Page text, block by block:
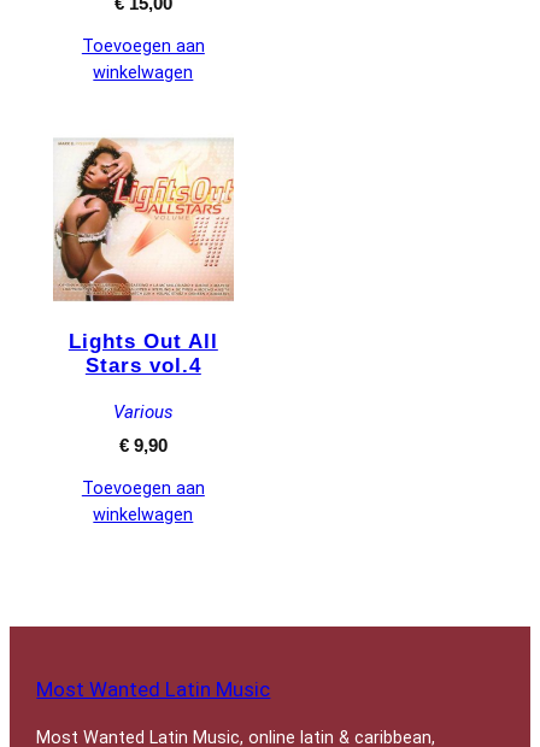
€15,00
Toevoegen aan
winkelwagen
Lights Out All
Stars vol.4
Various
€9,90
Toevoegen aan
winkelwagen
Most Wanted Latin Music
Most Wanted Latin Music, online latin & caribbean,